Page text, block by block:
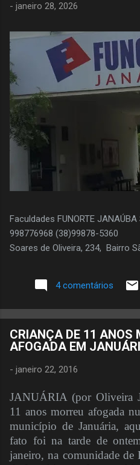
- janeiro 28, 2026
Faculdades FUNORTE
998776968 (38)99878-5360
Soares de Oliveira, 234, Bairro
4 comentários
CRIANÇA DE 11 ANOS
AFOGADA EM
- janeiro 22, 2016
JANUÁRIA (por Oliveira
11 anos morreu afogada
município de Januária,
fato foi na tarde de
janeiro, na comunidade